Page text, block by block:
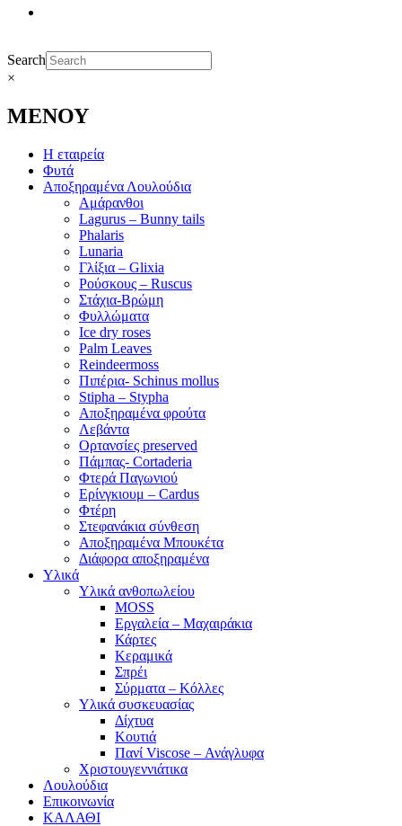
Search
×
ΜΕΝΟΥ
Η εταιρεία
Φυτά
Αποξηραμένα Λουλούδια
Αμάρανθοι
Lagurus – Bunny tails
Phalaris
Lunaria
Γλίξια – Glixia
Ρούσκους – Ruscus
Στάχια-Βρώμη
Φυλλώματα
Ice dry roses
Palm Leaves
Reindeermoss
Πιπέρια- Schinus mollus
Stipha – Stypha
Αποξηραμένα φρούτα
Λεβάντα
Ορτανσίες preserved
Πάμπας- Cortaderia
Φτερά Παγωνιού
Ερίνγκιουμ – Cardus
Φτέρη
Στεφανάκια σύνθεση
Αποξηραμένα Μπουκέτα
Διάφορα αποξηραμένα
Υλικά
Υλικά ανθοπωλείου
MOSS
Εργαλεία – Μαχαιράκια
Κάρτες
Κεραμικά
Σπρέι
Σύρματα – Κόλλες
Υλικά συσκευασίας
Δίχτυα
Κουτιά
Πανί Viscose – Ανάγλυφα
Χριστουγεννιάτικα
Λουλούδια
Επικοινωνία
ΚΑΛΑΘΙ